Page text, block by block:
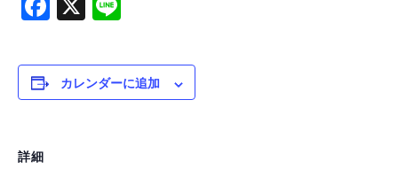
Product Planning
カレンダーに追加
詳細